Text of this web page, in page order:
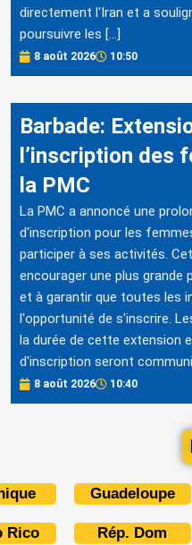
directement l'Iran et a
poursuivre les […]
8 août 2026 10:50
Barbade:
l’inscription des
la PMC
La PMC a annoncé une
d'inscription pour les
participer à ses activités.
encourager une plus grande
et à garantir que toutes les
l'opportunité de s'inscrire.
la durée de cette extension
d'inscription seront
8 août 2026 10:40
Guadeloupe
Rico Rép. Dom